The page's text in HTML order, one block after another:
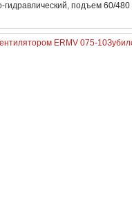
гидравлический, подъем 60/
ERMV 075-10